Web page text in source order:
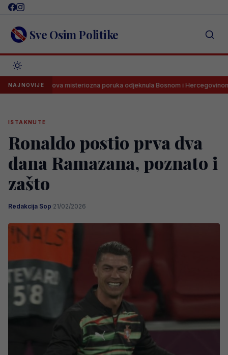
Skip
content Sve Osim Politike
NAJNOVIJEmisteriozna poruka odjeknula Bosnom i Hercegovinom
ISTAKNUTE
Ronaldo postio prva dva
dana Ramazana, poznato i
zašto
Redakcija Sop·21/02/2026